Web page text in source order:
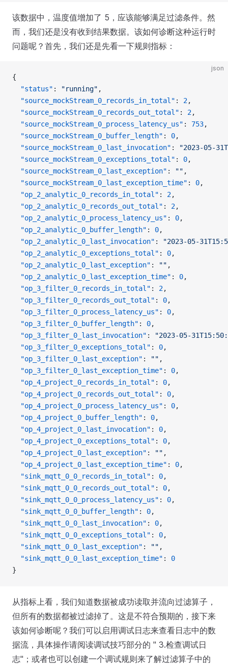
该数据中，温度值增加了 5，应该能够满足过滤条件。然
而，我们还是没有收到结果数据。该如何诊断这种运行时
问题呢？首先，我们还是先看一下规则指标：
json
{
  "status"
: "running" ,
  "source_mockStream_0_records_in_total"
: 2,
  "source_mockStream_0_records_out_total"
: 2,
  "source_mockStream_0_process_latency_us"
: 753,
  "source_mockStream_0_buffer_length"
: 0,
  "source_mockStream_0_last_invocation"
:
"2023-05-
  "source_mockStream_0_exceptions_total"
: 0,
  "source_mockStream_0_last_exception"
: "" ,
  "source_mockStream_0_last_exception_time"
: 0,
  "op_2_analytic_0_records_in_total"
: 2,
  "op_2_analytic_0_records_out_total"
: 2,
  "op_2_analytic_0_process_latency_us"
: 0,
  "op_2_analytic_0_buffer_length"
: 0,
  "op_2_analytic_0_last_invocation"
:
"2023-05-
  "op_2_analytic_0_exceptions_total"
: 0,
  "op_2_analytic_0_last_exception"
: "" ,
  "op_2_analytic_0_last_exception_time"
: 0,
  "op_3_filter_0_records_in_total"
: 2,
  "op_3_filter_0_records_out_total"
: 0,
  "op_3_filter_0_process_latency_us"
: 0,
  "op_3_filter_0_buffer_length"
: 0,
  "op_3_filter_0_last_invocation"
:
"2023-05-
  "op_3_filter_0_exceptions_total"
: 0,
  "op_3_filter_0_last_exception"
: "" ,
  "op_3_filter_0_last_exception_time"
: 0,
  "op_4_project_0_records_in_total"
: 0,
  "op_4_project_0_records_out_total"
: 0,
  "op_4_project_0_process_latency_us"
: 0,
  "op_4_project_0_buffer_length"
: 0,
  "op_4_project_0_last_invocation"
: 0,
  "op_4_project_0_exceptions_total"
: 0,
  "op_4_project_0_last_exception"
: "" ,
  "op_4_project_0_last_exception_time"
: 0,
  "sink_mqtt_0_0_records_in_total"
: 0,
  "sink_mqtt_0_0_records_out_total"
: 0,
  "sink_mqtt_0_0_process_latency_us"
: 0,
  "sink_mqtt_0_0_buffer_length"
: 0,
  "sink_mqtt_0_0_last_invocation"
: 0,
  "sink_mqtt_0_0_exceptions_total"
: 0,
  "sink_mqtt_0_0_last_exception"
: "" ,
  "sink_mqtt_0_0_last_exception_time"
: 0
}
从指标上看，我们知道数据被成功读取并流向过滤算子，
但所有的数据都被过滤掉了。这是不符合预期的，接下来
该如何诊断呢？我们可以启用调试日志来查看日志中的数
据流，具体操作请阅读调试技巧部分的 " 3.检查调试日
志"；或者也可以创建一个调试规则来了解过滤算子中的